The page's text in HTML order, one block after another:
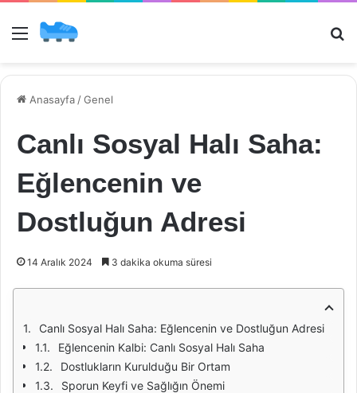
Menü
Anasayfa /Genel
Canlı Sosyal Halı Saha:
Eğlencenin ve
Dostluğun Adresi
14 Aralık 2024 3 dakika okuma süresi
Canlı Sosyal Halı Saha: Eğlencenin ve Dostluğun Adresi
Eğlencenin Kalbi: Canlı Sosyal Halı Saha
Dostlukların Kurulduğu Bir Ortam
Sporun Keyfi ve Sağlığın Önemi